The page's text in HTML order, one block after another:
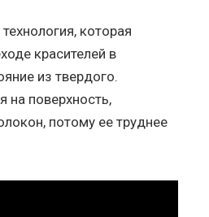
которая
красителей в
из твердого.
на поверхность,
потому ее труднее